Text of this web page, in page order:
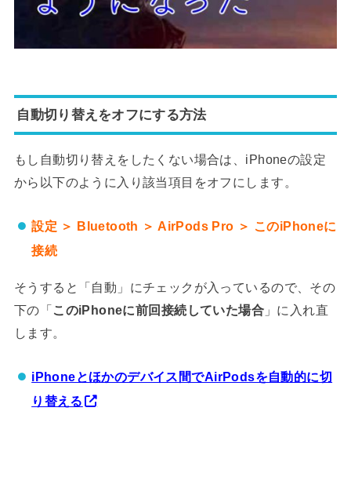
自動切り替えをオフにする方法
もし自動切り替えをしたくない場合は、iPhoneの設定
から以下のように入り該当項目をオフにします。
設定 ＞ Bluetooth ＞ AirPods Pro ＞ このiPhoneに
接続
そうすると「自動」にチェックが入っているので、その
下の「このiPhoneに前回接続していた場合」に入れ直
します。
iPhoneとほかのデバイス間でAirPodsを自動的に切
り替える